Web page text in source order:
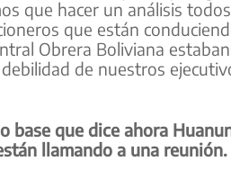
que hacer un análisis
que están
Obrera Boliviana
de nuestros
base que dice ahora
llamando a una reunión.